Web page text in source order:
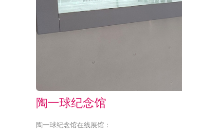
陶一球纪念馆
陶一球纪念馆在线展馆：